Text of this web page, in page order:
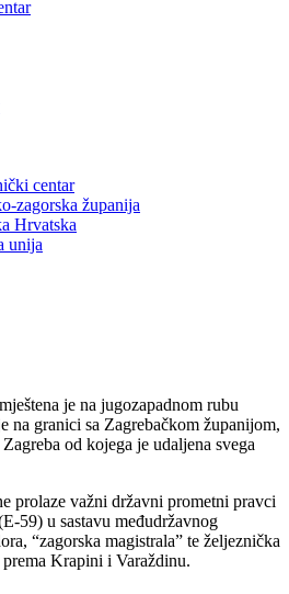
centar
zagorska županija
Hrvatska
unija
je na jugozapadnom rubu
na granici sa Zagrebačkom županijom,
od kojega je udaljena svega
prolaze važni državni prometni pravci
59) u sastavu međudržavnog
“zagorska magistrala” te željeznička
Krapini i Varaždinu.